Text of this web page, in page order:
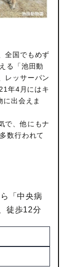
全国でもめず
る「池田動
レッサーパン
年4月にはキ
に出会えま
で、他にもナ
数行われて
「中央病
徒歩12分